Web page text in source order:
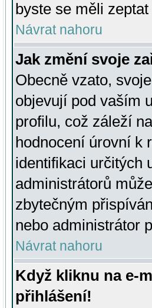
byste se měli
Návrat nahoru
Jak změní svoje
Obecně vzato,
objevují pod vaším
profilu, což záleží
hodnocení úrovní k
identifikaci určitých
administrátorů
zbytečným
nebo administrátor
Návrat nahoru
Když kliknu na e-
přihlášení!